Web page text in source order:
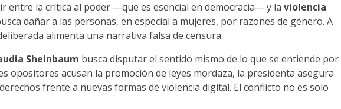
entre la crítica al poder —que es esencial en democracia— y la violencia
dañar a las personas, en especial a mujeres, por razones de género. A
alimenta una narrativa falsa de censura.
Sheinbaum busca disputar el sentido mismo de lo que se entiende por
opositores acusan la promoción de leyes mordaza, la presidenta asegura
frente a nuevas formas de violencia digital. El conflicto no es solo